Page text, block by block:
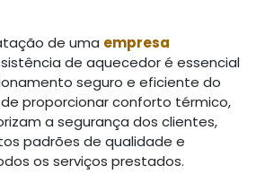
de uma empresa
de aquecedor é essencial
seguro e eficiente do
proporcionar conforto térmico,
a segurança dos clientes,
padrões de qualidade e
os serviços prestados.